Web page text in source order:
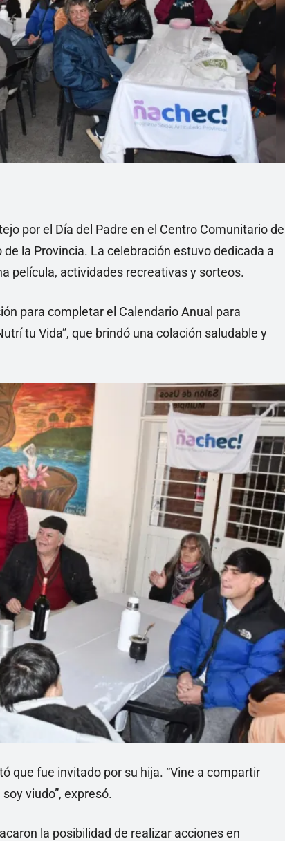
por el Día del Padre en el Centro Comunitario
la Provincia. La celebración estuvo dedicada a
película, actividades recreativas y sorteos.
para completar el Calendario Anual para
tu Vida”, que brindó una colación saludable y
que fue invitado por su hija. “Vine a compartir
viudo”, expresó.
la posibilidad de realizar acciones en